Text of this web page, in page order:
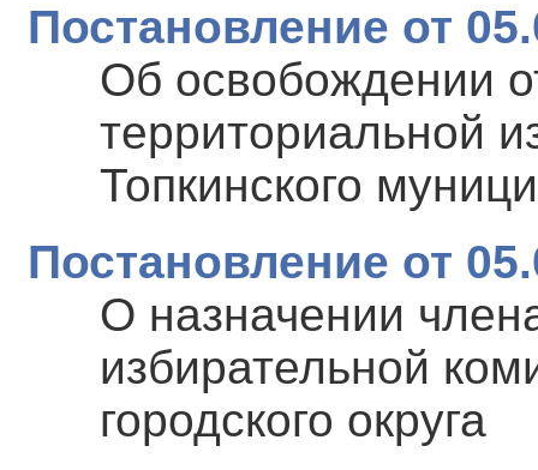
Постановление от
Об освобождении
территориальной
Топкинского
Постановление от
О назначении
избирательной
городского округа